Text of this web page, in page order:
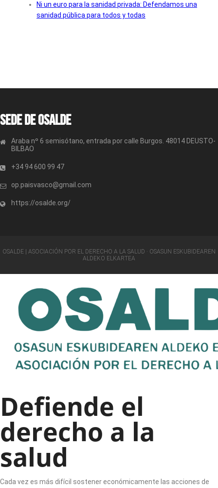
Ni un euro para la sanidad privada: Defendamos una
sanidad pública para todos y todas
Sede de OSALDE
Araba nº 6 semisótano, entrada por calle Burgos. 48014 DEUSTO-
BILBAO
+34 94 600 99 47
op.paisvasco@gmail.com
https://osalde.org/
OSALDE | ASOCIACIÓN POR EL DERECHO A LA SALUD · OSASUN ESKUBIDEAREN
ALDEKO ELKARTEA
Defiende el
derecho a la
salud
Cada vez es más difícil sostener económicamente las acciones de